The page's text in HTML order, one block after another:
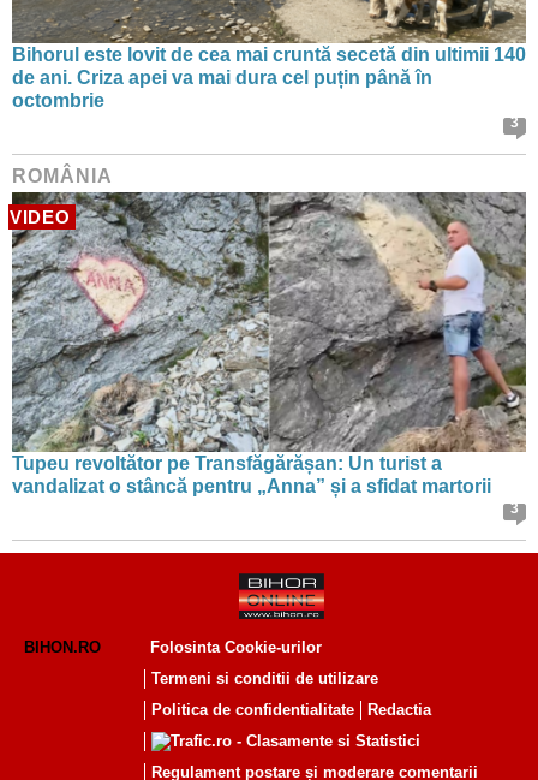
Bihorul este lovit de cea mai cruntă secetă din ultimii 140
de ani. Criza apei va mai dura cel puțin până în
octombrie
3
ROMÂNIA
VIDEO
Tupeu revoltător pe Transfăgărășan: Un turist a
vandalizat o stâncă pentru „Anna” și a sfidat martorii
3
BIHON.RO
Folosinta Cookie-urilor
Termeni si conditii de utilizare
Politica de confidentialitate
Redactia
Regulament postare și moderare comentarii